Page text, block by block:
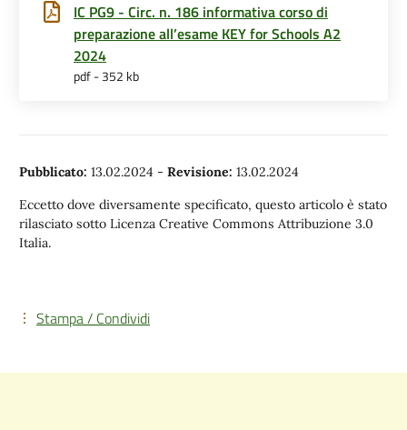
IC PG9 - Circ. n. 186 informativa corso di
preparazione all’esame KEY for Schools A2
2024
pdf - 352 kb
Pubblicato: 13.02.2024 - Revisione: 13.02.2024
Eccetto dove diversamente specificato, questo articolo è stato
rilasciato sotto Licenza Creative Commons Attribuzione 3.0
Italia.
Stampa / Condividi